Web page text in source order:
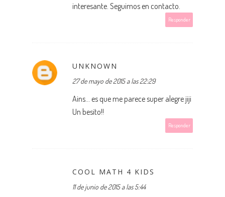
interesante. Seguimos en contacto.
Responder
UNKNOWN
27 de mayo de 2015 a las 22:29
Ains... es que me parece super alegre jiji
Un besito!!
Responder
COOL MATH 4 KIDS
11 de junio de 2015 a las 5:44